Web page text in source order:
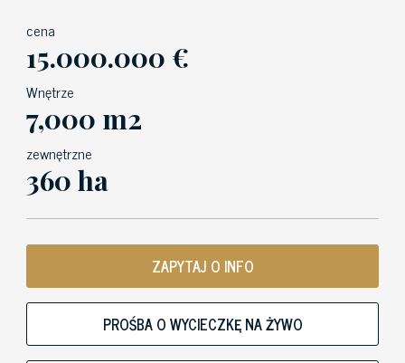
cena
15.000.000 €
Wnętrze
7,000 m2
zewnętrzne
360 ha
ZAPYTAJ O INFO
PROŚBA O WYCIECZKĘ NA ŻYWO